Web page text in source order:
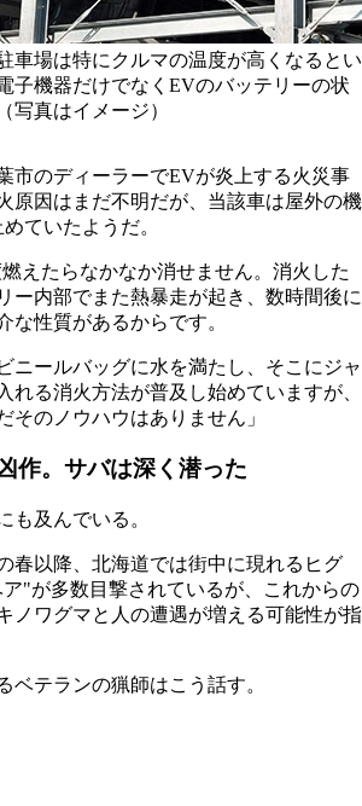
車場は特にクルマの温度が高くなるとい
子機器だけでなくEVのバッテリーの状
写真はイメージ）
市のディーラーでEVが炎上する火災事
原因はまだ不明だが、当該車は屋外の機
ていたようだ。
燃えたらなかなか消せません。消火した
ー内部でまた熱暴走が起き、数時間後に
な性質があるからです。
ニールバッグに水を満たし、そこにジャ
れる消火方法が普及し始めていますが、
そのノウハウはありません」
作。サバは深く潜った
も及んでいる。
春以降、北海道では街中に現れるヒグ
"が多数目撃されているが、これからの
ノワグマと人の遭遇が増える可能性が指
ベテランの猟師はこう話す。